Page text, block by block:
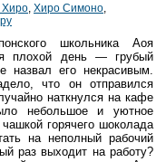
Хиро Симоно
школьника Аоя
плохой день — грубый
назвал его некрасивым.
что он отправился
наткнулся на кафе
небольшое и уютное
горячего шоколада
на неполный рабочий
раз выходит на работу?